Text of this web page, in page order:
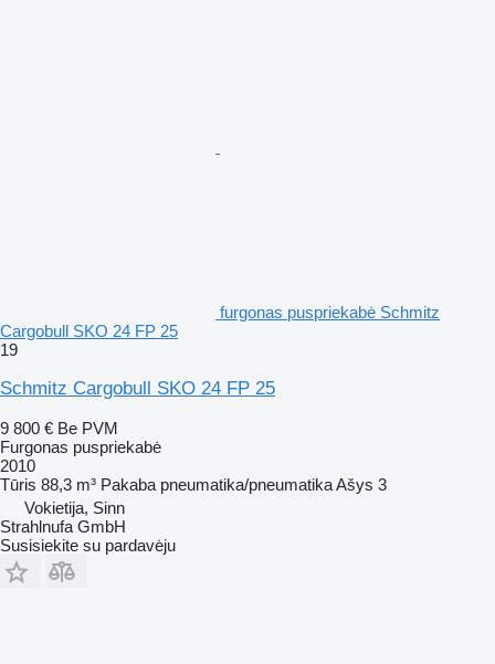
furgonas puspriekabė Schmitz
Cargobull SKO 24 FP 25
19
Schmitz Cargobull SKO 24 FP 25
9 800 € Be PVM
Furgonas puspriekabė
2010
Tūris 88,3 m³ Pakaba pneumatika/pneumatikaAšys 3
Vokietija, Sinn
Strahlnufa GmbH
Susisiekite su pardavėju